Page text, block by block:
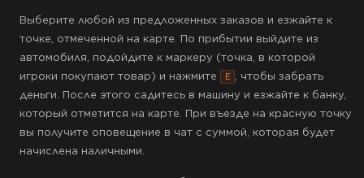
Выберите любой из предложенных заказов и езжайте к
точке, отмеченной на карте. По прибытии выйдите из
автомобиля, подойдите к маркеру (точка, в которой
игроки покупают товар) и нажмите
E
, чтобы забрать
деньги. После этого садитесь в машину и езжайте к банку,
который отметится на карте. При въезде на красную точку
вы получите оповещение в чат с суммой, которая будет
начислена наличными.